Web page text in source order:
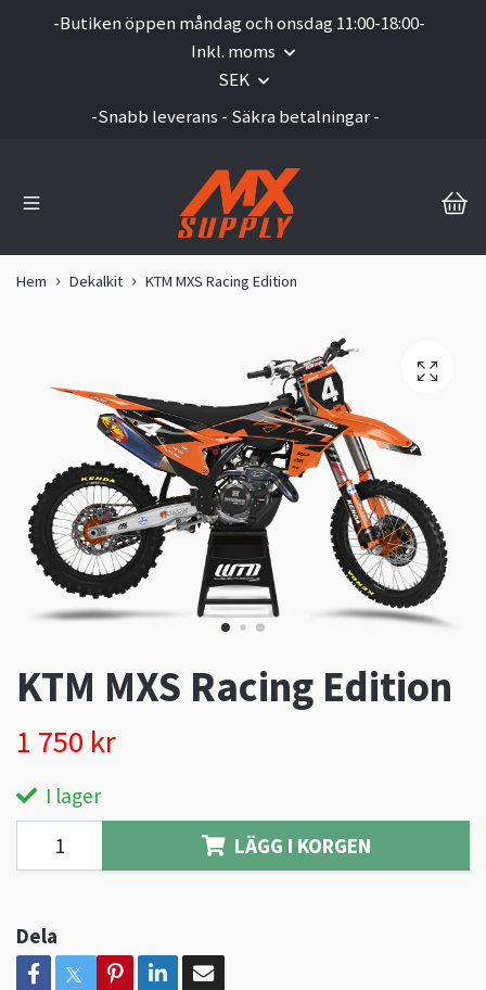
-Butiken öppen måndag och onsdag 11:00-18:00-
Inkl. moms
SEK
-Snabb leverans - Säkra betalningar -
Hem Dekalkit KTM MXS Racing Edition
KTM MXS Racing Edition
1 750 kr
I lager
LÄGG I KORGEN
Dela